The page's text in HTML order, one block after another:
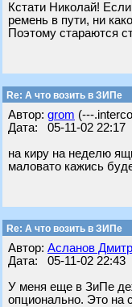
Кстати Николай!
ремень в пути, ни
Поэтому стараются
Re: А что возить в ЗИПе
Автор: grom (---
Дата: 05-11-02 22:17
на киру на неделю
маловато кажись
Re: А что возить в ЗИПе
Автор: Асланов
Дата: 05-11-02 22:43
У меня еще в ЗиПе
опционально. Это на